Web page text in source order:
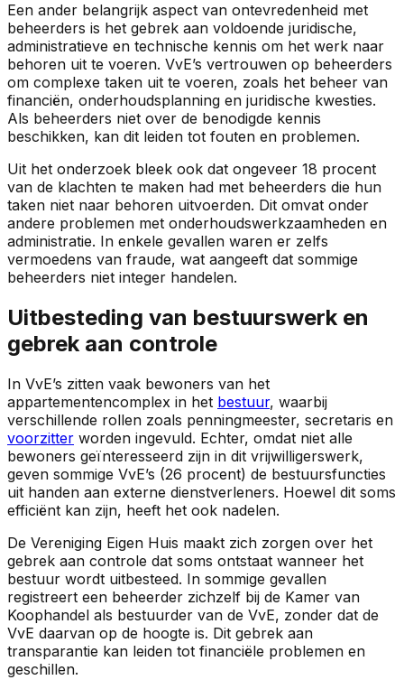
Een ander belangrijk aspect van ontevredenheid met
beheerders is het gebrek aan voldoende juridische,
administratieve en technische kennis om het werk naar
behoren uit te voeren. VvE’s vertrouwen op beheerders
om complexe taken uit te voeren, zoals het beheer van
financiën, onderhoudsplanning en juridische kwesties.
Als beheerders niet over de benodigde kennis
beschikken, kan dit leiden tot fouten en problemen.
Uit het onderzoek bleek ook dat ongeveer 18 procent
van de klachten te maken had met beheerders die hun
taken niet naar behoren uitvoerden. Dit omvat onder
andere problemen met onderhoudswerkzaamheden en
administratie. In enkele gevallen waren er zelfs
vermoedens van fraude, wat aangeeft dat sommige
beheerders niet integer handelen.
Uitbesteding van bestuurswerk en
gebrek aan controle
In VvE’s zitten vaak bewoners van het
appartementencomplex in het bestuur, waarbij
verschillende rollen zoals penningmeester, secretaris en
voorzitter worden ingevuld. Echter, omdat niet alle
bewoners geïnteresseerd zijn in dit vrijwilligerswerk,
geven sommige VvE’s (26 procent) de bestuursfuncties
uit handen aan externe dienstverleners. Hoewel dit soms
efficiënt kan zijn, heeft het ook nadelen.
De Vereniging Eigen Huis maakt zich zorgen over het
gebrek aan controle dat soms ontstaat wanneer het
bestuur wordt uitbesteed. In sommige gevallen
registreert een beheerder zichzelf bij de Kamer van
Koophandel als bestuurder van de VvE, zonder dat de
VvE daarvan op de hoogte is. Dit gebrek aan
transparantie kan leiden tot financiële problemen en
geschillen.